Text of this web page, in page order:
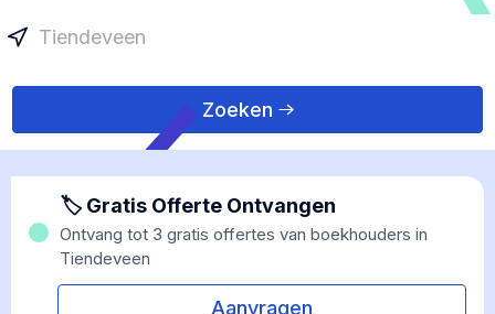
Zoeken
🏷 Gratis Offerte Ontvangen
Ontvang tot 3 gratis offertes van boekhouders in
Tiendeveen
Aanvragen